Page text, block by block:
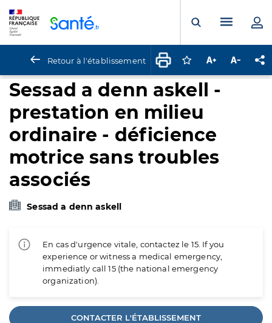
Ouvrir laMenu
Retour à l'établissement Connectez-vous
Augmenter la
Sessad a denn askell -
prestation en milieu
ordinaire - déficience
motrice sans troubles
associés
Sessad a denn askell
En cas d'urgence vitale, contactez le 15. If you
experience or witness a medical emergency,
immediatly call 15 (the national emergency
organization).
CONTACTER L'ÉTABLISSEMENT